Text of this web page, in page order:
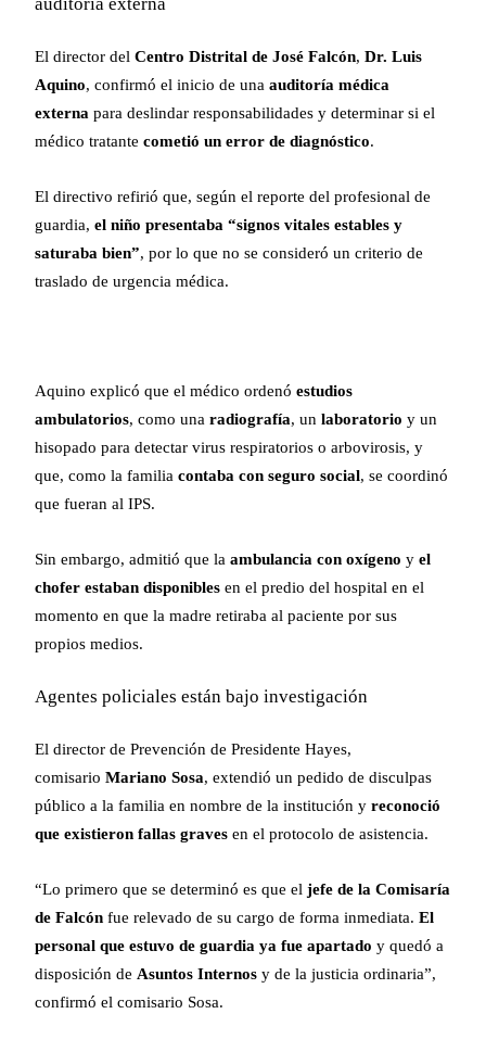
El director del Centro Distrital de José Falcón, Dr. Luis
Aquino, confirmó el inicio de una auditoría médica
externa para deslindar responsabilidades y determinar si el
médico tratante cometió un error de diagnóstico.
El directivo refirió que, según el reporte del profesional de
guardia, el niño presentaba “signos vitales estables y
saturaba bien”, por lo que no se consideró un criterio de
traslado de urgencia médica.
Aquino explicó que el médico ordenó estudios
ambulatorios, como una radiografía, un laboratorio y un
hisopado para detectar virus respiratorios o arbovirosis, y
que, como la familia contaba con seguro social, se coordinó
que fueran al IPS.
Sin embargo, admitió que la ambulancia con oxígeno y el
chofer estaban disponiblesen el predio del hospital en el
momento en que la madre retiraba al paciente por sus
propios medios.
Agentes policiales están bajo investigación
El director de Prevención de Presidente Hayes,
comisario Mariano Sosa, extendió un pedido de disculpas
público a la familia en nombre de la institución y reconoció
que existieron fallas gravesen el protocolo de asistencia.
“Lo primero que se determinó es que el jefe de la Comisaría
de Falcónfue relevado de su cargo de forma inmediata. El
personal que estuvo de guardia ya fue apartado y quedó a
disposición de Asuntos Internosy de la justicia ordinaria”,
confirmó el comisario Sosa.